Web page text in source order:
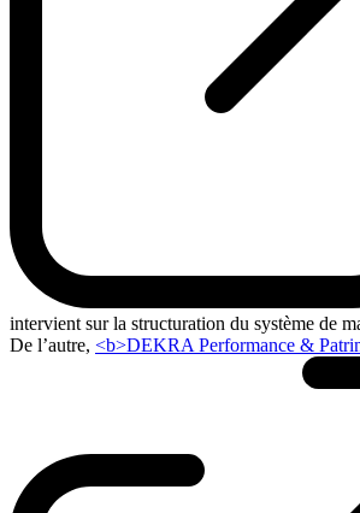
intervient sur la structuration du système de
De l’autre, <b>DEKRA Performance &